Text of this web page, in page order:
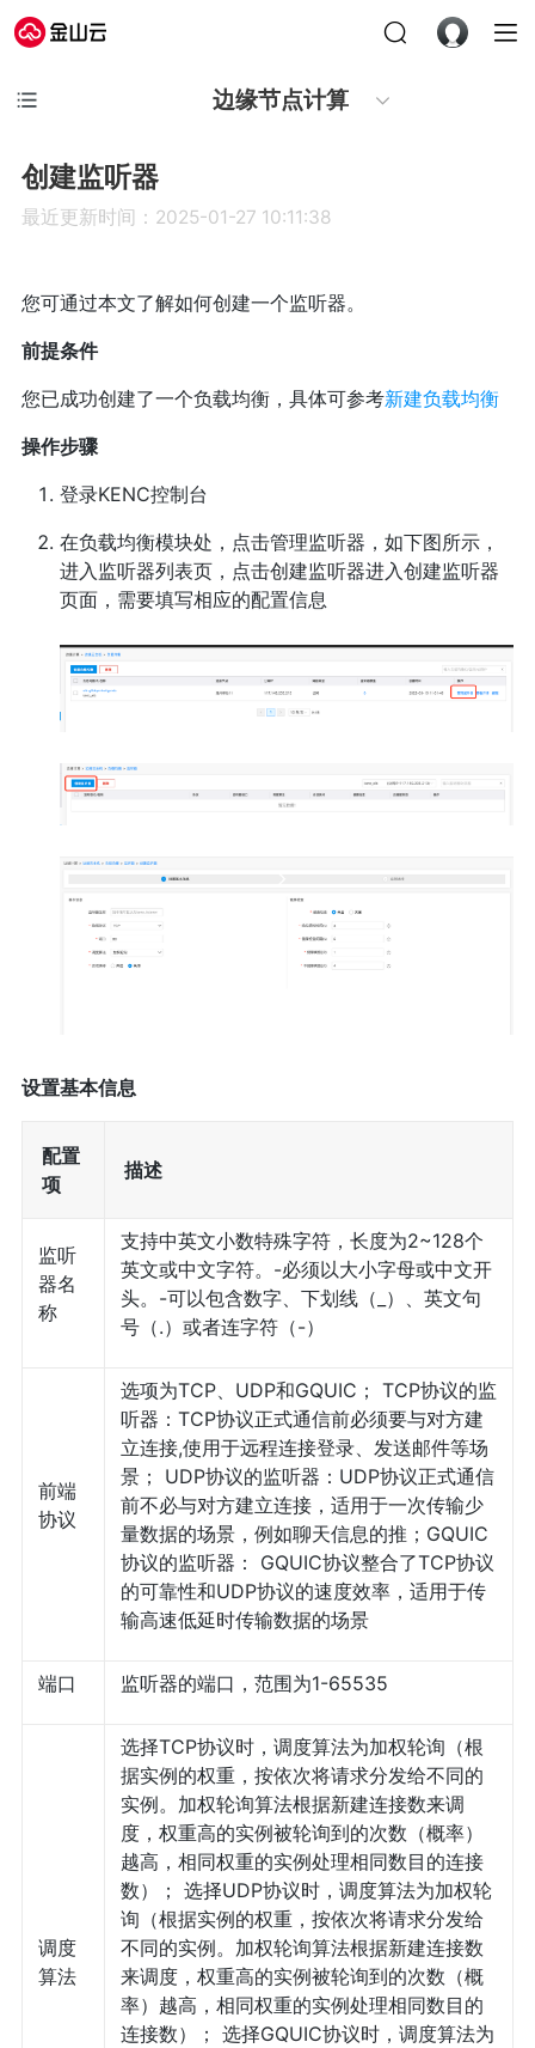
边缘节点计算
创建监听器
最近更新时间：2025-01-27 10:11:38
您可通过本文了解如何创建一个监听器。
前提条件
您已成功创建了一个负载均衡，具体可参考新建负载均衡
操作步骤
登录KENC控制台
在负载均衡模块处，点击管理监听器，如下图所示，
进入监听器列表页，点击创建监听器进入创建监听器
页面，需要填写相应的配置信息
设置基本信息
配置
项
描述
监听
器名
称
支持中英文小数特殊字符，长度为2~128个
英文或中文字符。-必须以大小字母或中文开
头。-可以包含数字、下划线（_）、英文句
号（.）或者连字符（-）
前端
协议
选项为TCP、UDP和GQUIC； TCP协议的监
听器：TCP协议正式通信前必须要与对方建
立连接,使用于远程连接登录、发送邮件等场
景； UDP协议的监听器：UDP协议正式通信
前不必与对方建立连接，适用于一次传输少
量数据的场景，例如聊天信息的推；GQUIC
协议的监听器： GQUIC协议整合了TCP协议
的可靠性和UDP协议的速度效率，适用于传
输高速低延时传输数据的场景
端口 监听器的端口，范围为1-65535
调度
算法
选择TCP协议时，调度算法为加权轮询（根
据实例的权重，按依次将请求分发给不同的
实例。加权轮询算法根据新建连接数来调
度，权重高的实例被轮询到的次数（概率）
越高，相同权重的实例处理相同数目的连接
数）； 选择UDP协议时，调度算法为加权轮
询（根据实例的权重，按依次将请求分发给
不同的实例。加权轮询算法根据新建连接数
来调度，权重高的实例被轮询到的次数（概
率）越高，相同权重的实例处理相同数目的
连接数）； 选择GQUIC协议时，调度算法为